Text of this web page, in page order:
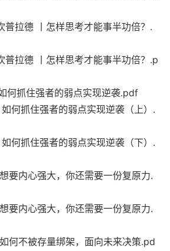
普拉德 丨怎样思考才能事半功倍？.
普拉德 丨怎样思考才能事半功倍？.p
何抓住强者的弱点实现逆袭.pdf
何抓住强者的弱点实现逆袭（上）.
何抓住强者的弱点实现逆袭（下）.
要内心强大，你还需要一份复原力.
要内心强大，你还需要一份复原力.
何不被存量绑架，面向未来决策.pd